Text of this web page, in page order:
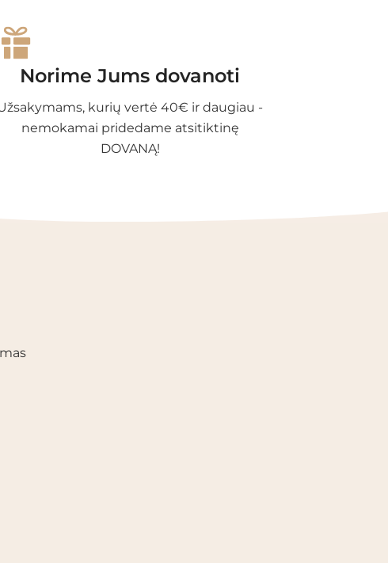
Norime Jums dovanoti
kurių vertė 40€ ir daugiau -
nemokamai pridedame atsitiktinę
DOVANĄ!